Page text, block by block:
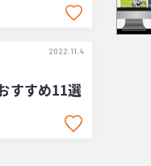
すすめ11選
2022.11.4